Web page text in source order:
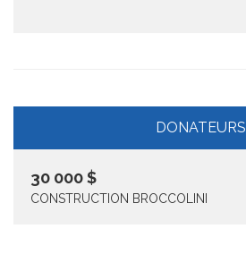
DONATEURS
30 000$
CONSTRUCTION BROCCOLINI